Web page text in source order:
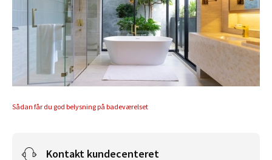
Sådan får du god belysning på badeværelset
Kontakt kundecenteret